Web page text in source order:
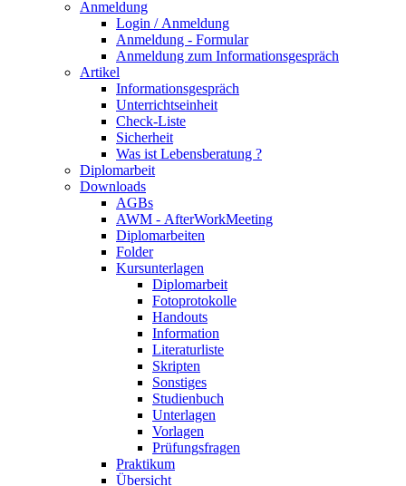
Anmeldung
Login / Anmeldung
Anmeldung - Formular
Anmeldung zum Informationsgespräch
Artikel
Informationsgespräch
Unterrichtseinheit
Check-Liste
Sicherheit
Was ist Lebensberatung ?
Diplomarbeit
Downloads
AGBs
AWM - AfterWorkMeeting
Diplomarbeiten
Folder
Kursunterlagen
Diplomarbeit
Fotoprotokolle
Handouts
Information
Literaturliste
Skripten
Sonstiges
Studienbuch
Unterlagen
Vorlagen
Prüfungsfragen
Praktikum
Übersicht